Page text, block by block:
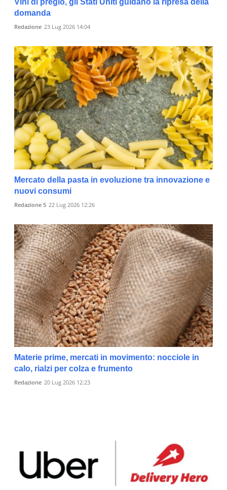
Vini di pregio, gli Stati Uniti guidano la ripresa della
domanda
Redazione 23 Lug 2026 14:04
Mercato della pasta in evoluzione tra innovazione e
nuovi consumi
Redazione 5 22 Lug 2026 12:26
Materie prime, mercati in movimento: nocciole in
calo, rialzi per colza e frumento
Redazione 20 Lug 2026 12:23